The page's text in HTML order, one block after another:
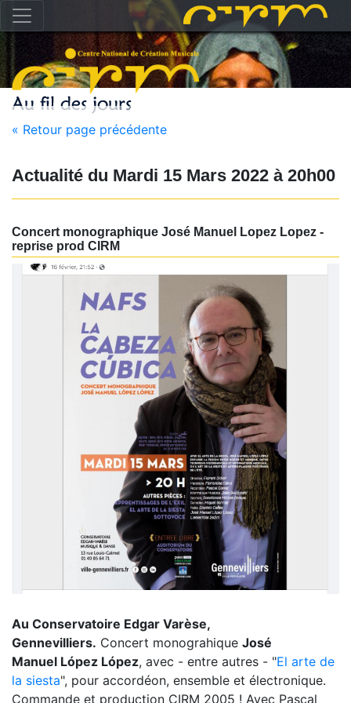
« Retour page précédente
Actualité du Mardi 15 Mars 2022 à20h00
Concert monographique José Manuel Lopez Lopez -
reprise prod CIRM
Au Conservatoire Edgar Varèse,
Gennevilliers. Concert monograhique José
Manuel López López, avec - entre autres - "El arte de
la siesta", pour accordéon, ensemble et électronique.
Commande et production CIRM 2005 ! Avec Pascal